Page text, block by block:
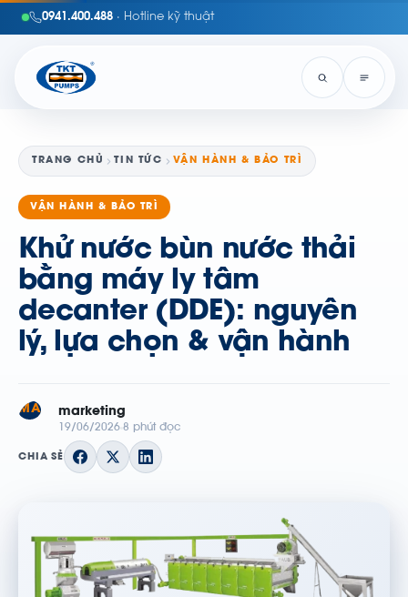
0941.400.488 · Hotline kỹ thuật
TRANG CHỦ TIN TỨC VẬN HÀNH & BẢO TRÌ
VẬN HÀNH & BẢO TRÌ
Khử nước bùn nước thải
bằng máy ly tâm
decanter (DDE): nguyên
lý, lựa chọn & vận hành
MA marketing
19/06/2026 8 phút đọc
CHIA SẺ